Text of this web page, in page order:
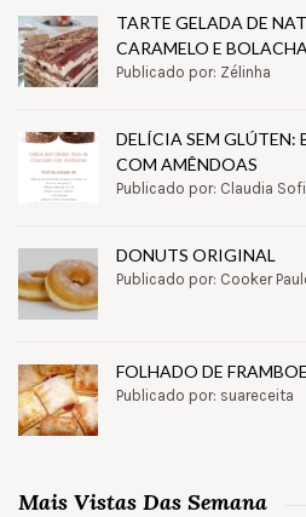
TARTE GELADA DE
CARAMELO E
Publicado por: Zélinha
DELÍCIA SEM GLÚTEN:
COM AMÊNDOAS
Publicado por: Claudia
DONUTS ORIGINAL
Publicado por: Cooker
FOLHADO DE
Publicado por: suareceita
Mais Vistas Das Semana